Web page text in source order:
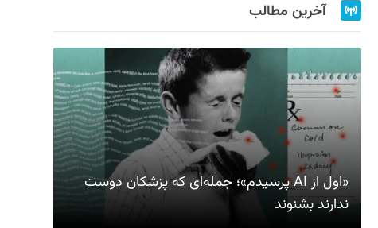
آخرین مطالب
«اول از AI پرسیدم»؛ جمله‌ای که پزشکان دوست
ندارند بشنوند